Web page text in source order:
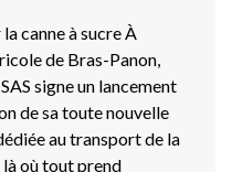
canne à sucre À
de Bras-Panon,
signe un lancement
de sa toute nouvelle
au transport de la
là où tout prend